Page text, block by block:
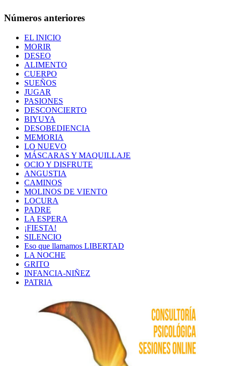
Números anteriores
EL INICIO
MORIR
DESEO
ALIMENTO
CUERPO
SUEÑOS
JUGAR
PASIONES
DESCONCIERTO
BIYUYA
DESOBEDIENCIA
MEMORIA
LO NUEVO
MÁSCARAS Y MAQUILLAJE
OCIO Y DISFRUTE
ANGUSTIA
CAMINOS
MOLINOS DE VIENTO
LOCURA
PADRE
LA ESPERA
¡FIESTA!
SILENCIO
Eso que llamamos LIBERTAD
LA NOCHE
GRITO
INFANCIA-NIÑEZ
PATRIA